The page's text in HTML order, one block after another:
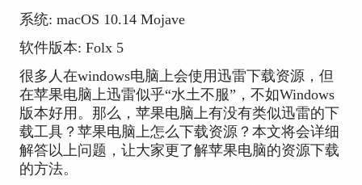
系统: macOS 10.14 Mojave
软件版本: Folx 5
很多人在windows电脑上会使用迅雷下载资源，但
在苹果电脑上迅雷似乎“水土不服”，不如Windows
版本好用。那么，苹果电脑上有没有类似迅雷的下
载工具？苹果电脑上怎么下载资源？本文将会详细
解答以上问题，让大家更了解苹果电脑的资源下载
的方法。